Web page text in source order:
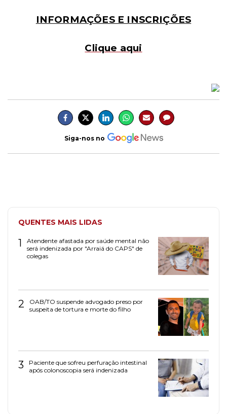
INFORMAÇÕES E INSCRIÇÕES
Clique aqui
Siga-nos no
QUENTES MAIS LIDAS
1
Atendente afastada por saúde mental não
será indenizada por "Arraiá do CAPS" de
colegas
2
OAB/TO suspende advogado preso por
suspeita de tortura e morte do filho
3
Paciente que sofreu perfuração intestinal
após colonoscopia será indenizada